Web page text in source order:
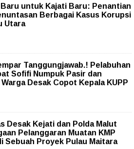
Baru untuk Kajati Baru: Penantian
Berbagai Kasus Korupsi
Utara
Tanggungjawab.! Pelabuhan
Sofifi Numpuk Pasir dan
Desak Copot Kepala KUPP
Desak Kejati dan Polda Malut
Pelanggaran Muatan KMP
Sebuah Proyek Pulau Maitara